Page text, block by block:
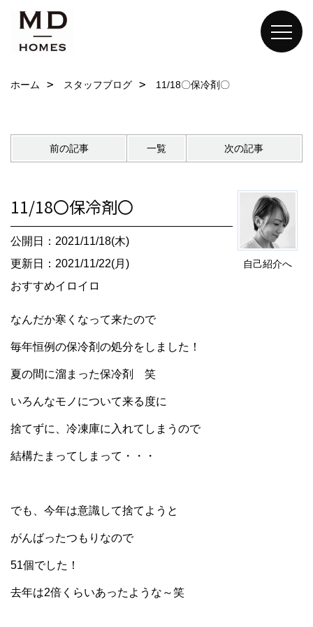
ホーム スタッフブログ 11/18〇保冷剤〇
前の記事 一覧 次の記事
自己紹介へ
11/18〇保冷剤〇
公開日：2021/11/18(木)
更新日：2021/11/22(月)
おすすめイロイロ
なんだか寒くなって来たので
毎年恒例の保冷剤の処分をしました！
夏の間に溜まった保冷剤 笑
いろんなモノについて来る度に
捨てずに、冷凍庫に入れてしまうので
結構たまってしまって・・・
でも、今年は意識して捨てようと
がんばったつもりなので
51個でした！
去年は2倍くらいあったような～笑